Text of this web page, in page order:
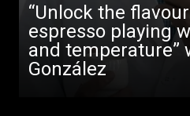
“Unlock the
espresso playing
and temperature”
González